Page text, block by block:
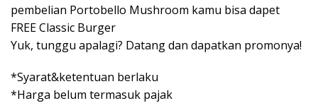
pembelian Portobello Mushroom kamu bisa dapet
FREE Classic Burger
Yuk, tunggu apalagi? Datang dan dapatkan promonya!
*Syarat&ketentuan berlaku
*Harga belum termasuk pajak